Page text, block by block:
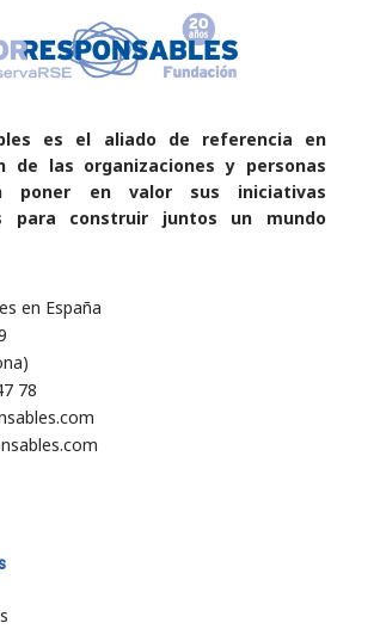
es el aliado de referencia en
de las organizaciones y personas
poner en valor sus iniciativas
para construir juntos un mundo
en España
78